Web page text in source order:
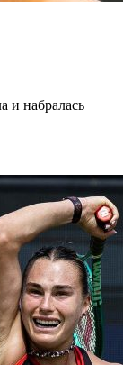
и набралась